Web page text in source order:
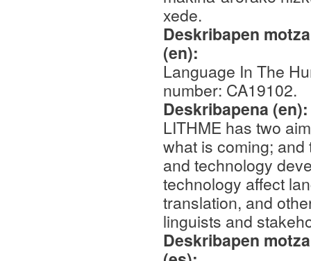
xede.
Deskribapen
(en):
Language In The
number: CA19102.
Deskribapena
LITHME has two
what is coming;
and technology
technology affect
translation, and
linguists and
Deskribapen